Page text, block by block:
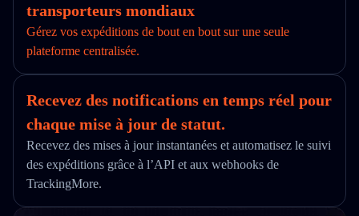
transporteurs mondiaux
Gérez vos expéditions de bout en bout sur une seule
plateforme centralisée.
Recevez des notifications en temps réel pour
chaque mise à jour de statut.
Recevez des mises à jour instantanées et automatisez le suivi
des expéditions grâce à l’API et aux webhooks de
TrackingMore.